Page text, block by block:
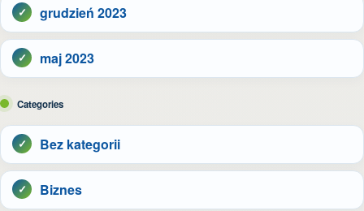
grudzień 2023
maj 2023
Categories
Bez kategorii
Biznes